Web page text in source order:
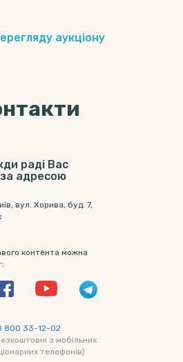
аукціону
раді Вас
адресою
вул. Хорива, буд. 7,
контента можна
800 33-12-02
з мобільних
телефонів)